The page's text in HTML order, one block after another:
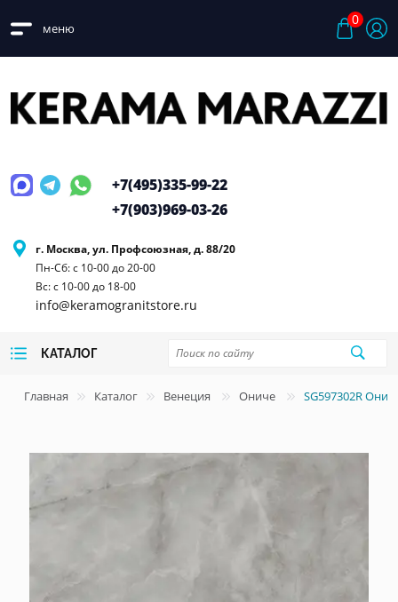
меню
0
г. Москва, ул. Профсоюзная, д. 88/20
Пн-Сб: с 10-00 до 20-00
Вс: с 10-00 до 18-00
info@keramogranitstore.ru
+7(495)335-99-22
+7(903)969-03-26
КАТАЛОГ
Главная Каталог Венеция Ониче SG597302R